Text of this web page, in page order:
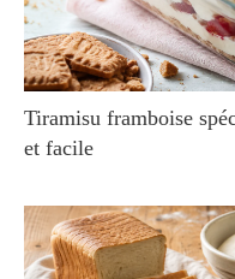
Tiramisu framboise
et facile